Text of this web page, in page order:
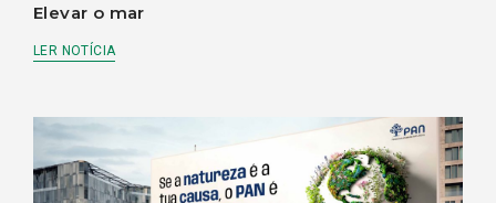
Elevar o mar
LER NOTÍCIA